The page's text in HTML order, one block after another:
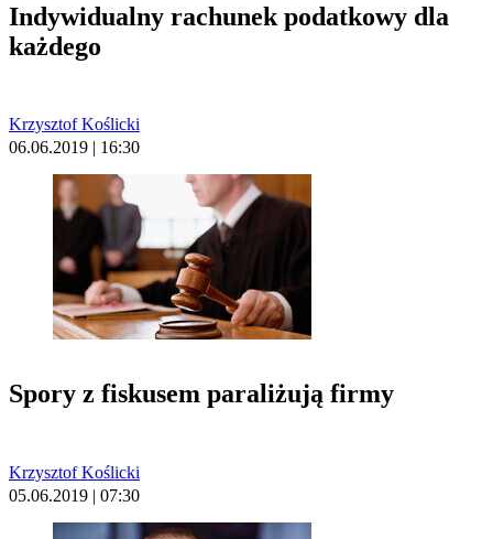
Indywidualny rachunek podatkowy dla
każdego
Krzysztof Koślicki
06.06.2019 | 16:30
Spory z fiskusem paraliżują firmy
Krzysztof Koślicki
05.06.2019 | 07:30